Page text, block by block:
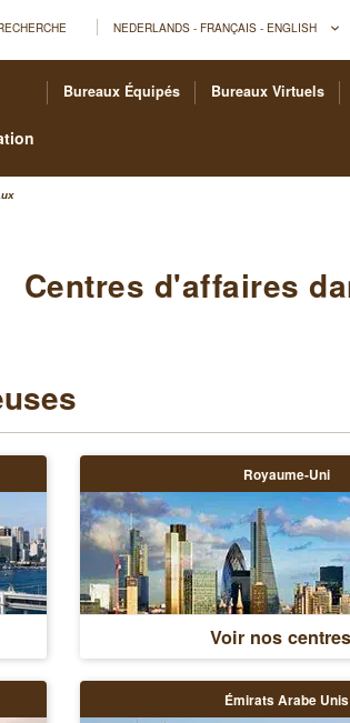
NEDERLANDS - FRANÇAIS - ENGLISH
Bureaux Équipés Bureaux Virtuels
Centres d'affaires
Royaume-Uni
Voir nos centres
Émirats Arabe Unis